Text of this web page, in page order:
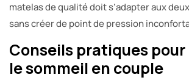
matelas de qualité doit s’adapter aux
sans créer de point de pression
Conseils pratiques
le sommeil en couple